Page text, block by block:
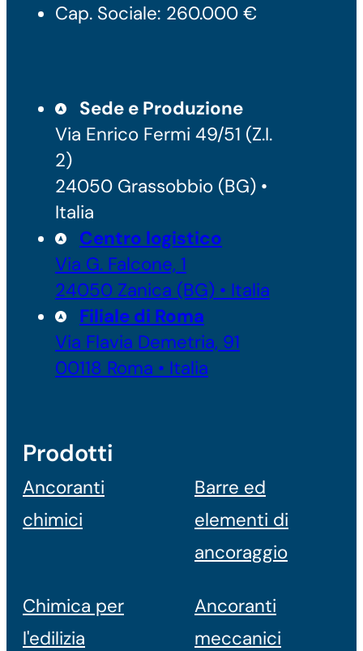
Cap. Sociale: 260.000 €
Sede e Produzione
Via Enrico Fermi 49/51 (Z.I.
2)
24050 Grassobbio (BG) •
Italia
Centro logistico
Via G. Falcone, 1
24050 Zanica (BG) • Italia
Filiale di Roma
Via Flavia Demetria, 91
00118 Roma • Italia
Prodotti
Ancoranti
chimici
Barre ed
elementi di
ancoraggio
Chimica per
l'edilizia
Ancoranti
meccanici